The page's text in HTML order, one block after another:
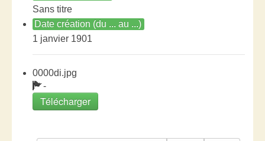
Sans titre
Date création (du ... au ...)
1 janvier 1901
0000di.jpg
-
Télécharger